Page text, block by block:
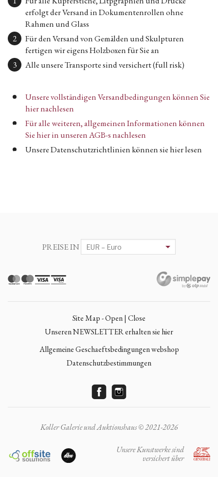
erfolgt der Versand in Dokumentenrollen ohne
Rahmen und Glass
Für den Versand von Gemälden und Skulpturen
fertigen wir eigens Holzboxen für Sie an
Alle unsere Transporte sind versichert (full risk)
Unsere vollständigen Versandbedingungen können Sie
hier nachlesen
Für alle weiteren, allgemeinen Informationen können
Sie hier in unseren AGB-s nachlesen
Unsere Datenschutzrichtlinien können sie hier lesen
PREISE IN
Site Map - Open | Close
Unseren NEWSLETTER erhalten sie hier
Allgemeine Geschaeftsbedingungen webshop
Datenschutzbestimmungen
Koller Galerie und Auktionshaus © 2021-2026
Unsere Kunstwerke sind
versichert über